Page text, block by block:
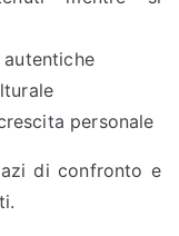
personale
di confronto e